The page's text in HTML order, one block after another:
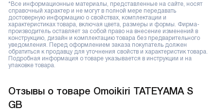
*Все информационные материалы, представленные на сайте, носят
справочный характер и не могут в полной мере передавать
достоверную информацию о свойствах, комплектации и
характеристиках товара, включая цвета, размеры и формы. Фирма-
производитель оставляет за собой право на внесение изменений в
конструкцию, дизайн и комплектацию товара без предварительного
уведомления. Перед оформлением заказа покупатель должен
обратиться к продавцу для уточнения свойств и характеристик товара.
Подробная информация о товаре указывается в инструкции и на
упаковке товара.
Отзывы о товаре Omoikiri TATEYAMA S
GB